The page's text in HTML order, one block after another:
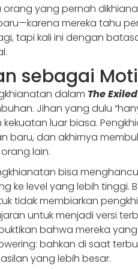
yang pernah
mereka tahu
tapi kali ini dengan
sebagai
dalam The
Jihan yang dulu
luar biasa.
baru, dan akhirnya
lain.
bisa
ke level yang lebih tinggi.
tidak membiarkan
untuk menjadi versi
bahwa mereka
bahkan di saat
yang lebih besar.